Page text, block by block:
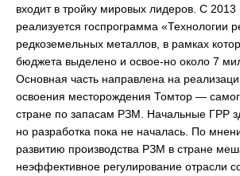
входит в тройку мировых лидеров. С 2013
реализуется госпрограмма «Технологии
редкоземельных металлов, в рамках
бюджета выделено и освое-но около 7
Основная часть направлена на
освоения месторождения Томтор —
стране по запасам РЗМ. Начальные ГРР
но разработка пока не началась. По
развитию производства РЗМ в стране
неэффективное регулирование отрасли